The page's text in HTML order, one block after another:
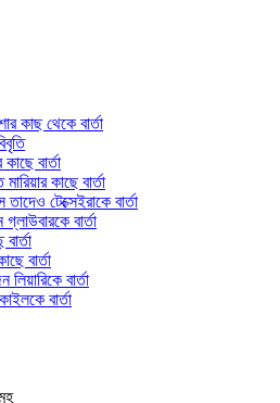
কাছ থেকে বার্তা
বার্তা
কাছে বার্তা
টেক্সেইরাকে বার্তা
বার্তা
বার্তা
বার্তা
বার্তা